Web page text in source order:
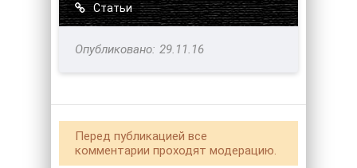
Статьи
29.11.16
Перед публикацией все
комментарии проходят модерацию.